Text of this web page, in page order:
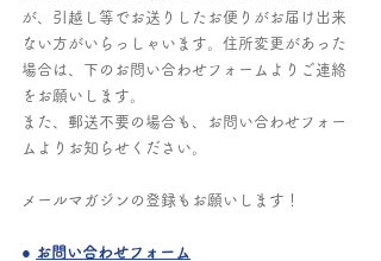
が、引越し等でお送りしたお便りがお届け出来
ない方がいらっしゃいます。住所変更があった
場合は、下のお問い合わせフォームよりご連絡
をお願いします。
また、郵送不要の場合も、お問い合わせフォー
ムよりお知らせください。
メールマガジンの登録もお願いします！
● お問い合わせフォーム